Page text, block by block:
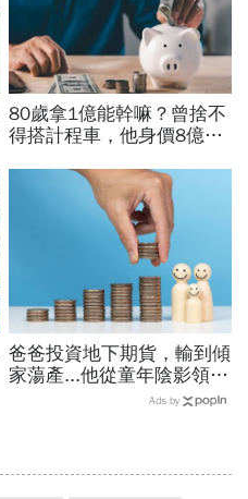
80歲拿1億能幹嘛？曾捨不
得搭計程車，他身價8億後
期」：這3件事花錢別手軟
爸爸投資地下期貨，輸到傾
家蕩產...他從童年陰影領
悟：在股市賺錢，其實跟養
Ads by